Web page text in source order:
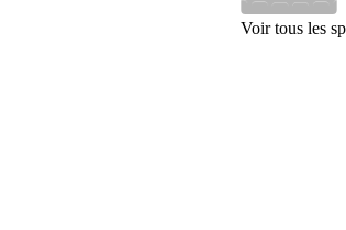
Voir tous les